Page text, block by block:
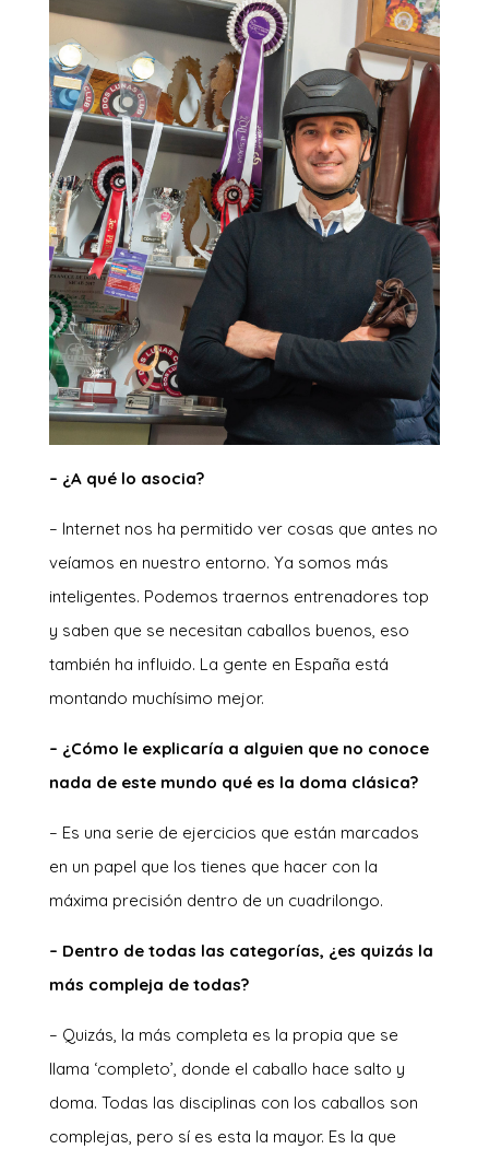
– ¿A qué lo asocia?
– Internet nos ha permitido ver cosas que antes no
veíamos en nuestro entorno. Ya somos más
inteligentes. Podemos traernos entrenadores top
y saben que se necesitan caballos buenos, eso
también ha influido. La gente en España está
montando muchísimo mejor.
– ¿Cómo le explicaría a alguien que no conoce
nada de este mundo qué es la doma clásica?
– Es una serie de ejercicios que están marcados
en un papel que los tienes que hacer con la
máxima precisión dentro de un cuadrilongo.
– Dentro de todas las categorías, ¿es quizás la
más compleja de todas?
– Quizás, la más completa es la propia que se
llama ‘completo’, donde el caballo hace salto y
doma. Todas las disciplinas con los caballos son
complejas, pero sí es esta la mayor. Es la que